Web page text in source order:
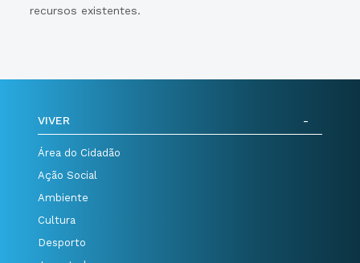
recursos existentes.
VIVER
Área do Cidadão
Ação Social
Ambiente
Cultura
Desporto